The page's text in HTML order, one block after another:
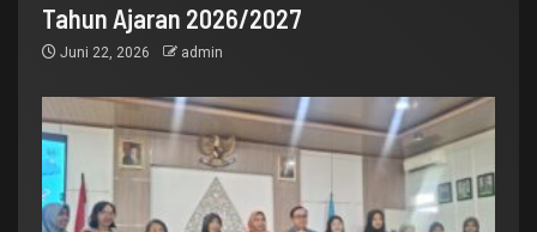
Tahun Ajaran 2026/2027
Juni 22, 2026 admin